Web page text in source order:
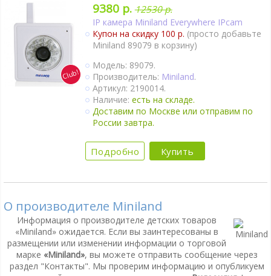
9380 р. 12530 р.
IP камера Miniland Everywhere IPcam
Купон на скидку 100 р. (просто добавьте
Miniland 89079 в корзину)
Модель: 89079.
Производитель: Miniland.
Артикул: 2190014.
Наличие:есть на складе.
Доставим по Москве или отправим по
России завтра.
Подробно Купить
О производителе Miniland
Информация о производителе детских товаров
«Miniland» ожидается. Если вы заинтересованы в
размещении или изменении информации о торговой
марке «Miniland», вы можете отправить сообщение через
раздел "Контакты". Мы проверим информацию и опубликуем